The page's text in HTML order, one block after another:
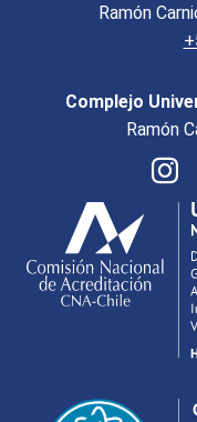
Ramón
Complejo
Ramón